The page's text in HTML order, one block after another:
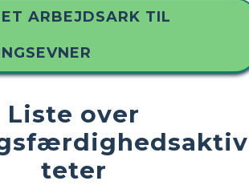
ARBEJDSARK TIL
Liste over
teter